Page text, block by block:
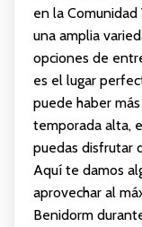
en la
una amplia
opciones de
es el lugar
puede haber
temporada alta,
puedas disfrutar
Aquí te damos
aprovechar al
Benidorm